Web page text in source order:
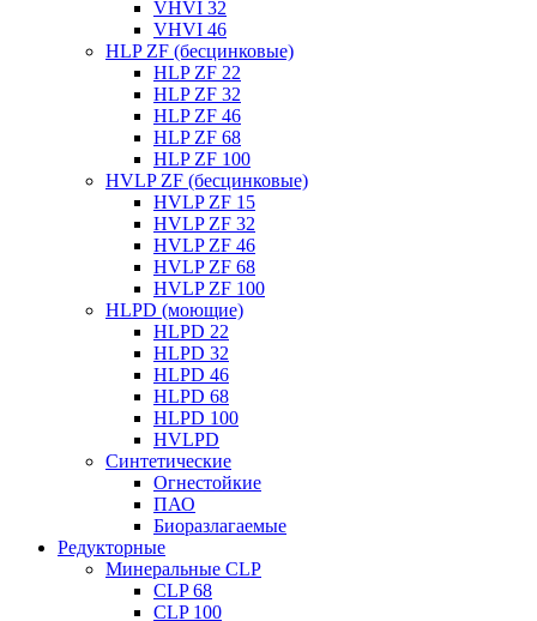
VHVI 32
VHVI 46
HLP ZF (бесцинковые)
HLP ZF 22
HLP ZF 32
HLP ZF 46
HLP ZF 68
HLP ZF 100
HVLP ZF (бесцинковые)
HVLP ZF 15
HVLP ZF 32
HVLP ZF 46
HVLP ZF 68
HVLP ZF 100
HLPD (моющие)
HLPD 22
HLPD 32
HLPD 46
HLPD 68
HLPD 100
HVLPD
Синтетические
Огнестойкие
ПАО
Биоразлагаемые
Редукторные
Минеральные CLP
CLP 68
CLP 100